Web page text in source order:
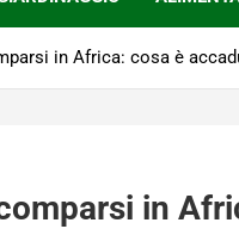
in Africa: cosa è
in